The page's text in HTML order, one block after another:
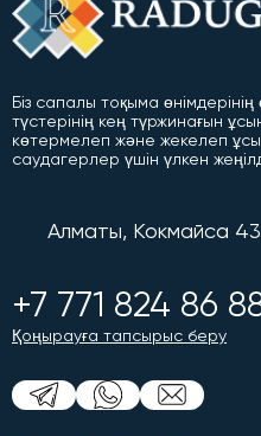
Біз сапалы тоқыма
түстерінің кең түржинағын
көтермелеп және жекелеп
саудагерлер үшін үлкен
Алматы, Кокмайса
+7 771 824 86
Қоңырауға тапсырыс беру